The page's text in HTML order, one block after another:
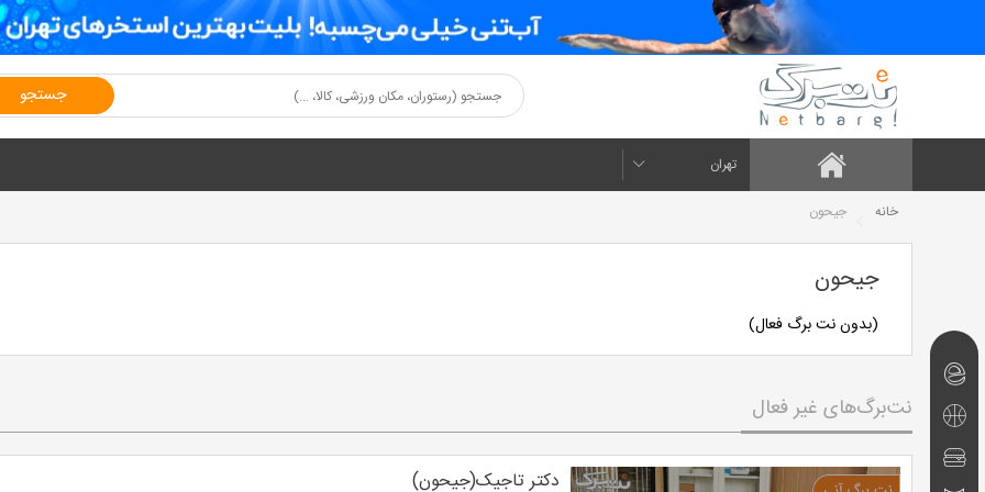
جستجو
تهران
خانه جیحون
نت‌برگ‌های
امروز
تفریحی
رستوران
جیحون
(بدون نت برگ فعال)
نت‌برگ‌های غیر فعال
دکتر تاجیک(جیحون)